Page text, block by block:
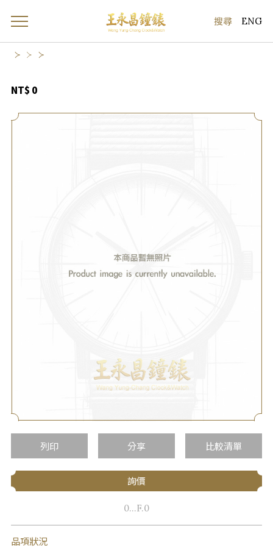
ENG
NT$ 0
列印 分享 比較清單
詢價
0...F.0
品項狀況